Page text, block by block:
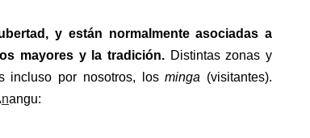
y están normalmente asociadas a
mayores y la tradición. Distintas zonas y
incluso por nosotros, losminga (visitantes).
nangu: